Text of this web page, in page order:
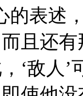
的表述
且还
‘敌人